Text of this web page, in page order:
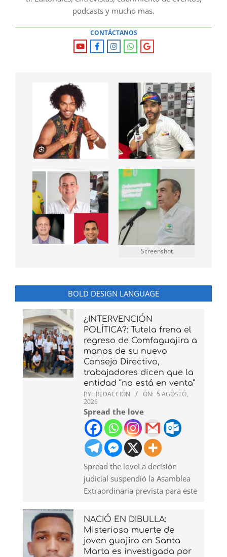
podcasts y mucho mas.
CONTÁCTANOS
Screenshot
BOLD DESIGN LANGUAGE
¿INTERVENCIÓN
POLÍTICA?: Tutela frena el
regreso de Comfaguajira a
manos de su nuevo
Consejo Directivo,
trabajadores dicen que la
entidad “no está en venta”
BY: REDACCION ON: 5 AGOSTO,
2026
Spread the love
Spread the loveLa decisión
judicial suspendió la Asamblea
Extraordinaria prevista para este
NACIÓ EN DIBULLA:
Misteriosa muerte de
joven guajiro en Santa
Marta es investigada por